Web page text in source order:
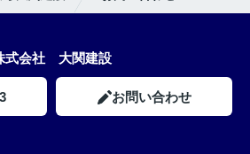
式会社 大関建設
お問い合わせ